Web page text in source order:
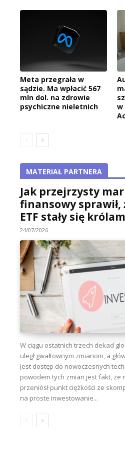
Meta przegrała w
sądzie. Ma wpłacić 567
mln dol. na zdrowie
psychiczne nieletnich
w
MATERIAŁ PARTNERA
Jak przejrzysty
finansowy
ETF stały się
24/07/2026
W ciągu ostatnich trzech dekad
uległ gwałtownym zmianom, a
jest dostęp do nowoczesnych
powodem tych zmian jest fakt, że
przeniósł punkt ciężkości ze
na proste inwestowanie...